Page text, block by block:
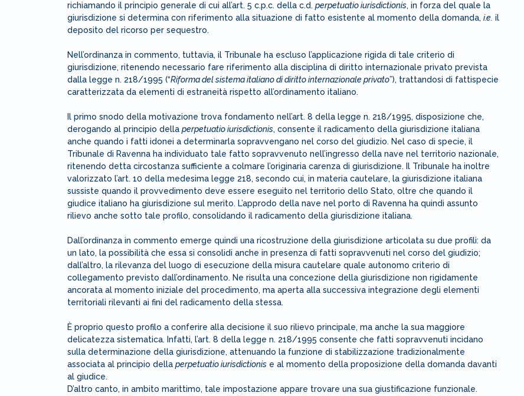
richiamando il principio generale di cui all’art. 5 c.p.c. della c.d. perpetuatio iurisdictionis, in forza del quale la
giurisdizione si determina con riferimento alla situazione di fatto esistente al momento della domanda, i.e. il
deposito del ricorso per sequestro.
Nell’ordinanza in commento, tuttavia, il Tribunale ha escluso l’applicazione rigida di tale criterio di
giurisdizione, ritenendo necessario fare riferimento alla disciplina di diritto internazionale privato prevista
dalla legge n. 218/1995 (“Riforma del sistema italiano di diritto internazionale privato”), trattandosi di fattispecie
caratterizzata da elementi di estraneità rispetto all’ordinamento italiano.
Il primo snodo della motivazione trova fondamento nell’art. 8 della legge n. 218/1995, disposizione che,
derogando al principio della perpetuatio iurisdictionis, consente il radicamento della giurisdizione italiana
anche quando i fatti idonei a determinarla sopravvengano nel corso del giudizio. Nel caso di specie, il
Tribunale di Ravenna ha individuato tale fatto sopravvenuto nell’ingresso della nave nel territorio nazionale,
ritenendo detta circostanza sufficiente a colmare l’originaria carenza di giurisdizione. Il Tribunale ha inoltre
valorizzato l’art. 10 della medesima legge 218, secondo cui, in materia cautelare, la giurisdizione italiana
sussiste quando il provvedimento deve essere eseguito nel territorio dello Stato, oltre che quando il
giudice italiano ha giurisdizione sul merito. L’approdo della nave nel porto di Ravenna ha quindi assunto
rilievo anche sotto tale profilo, consolidando il radicamento della giurisdizione italiana.
Dall’ordinanza in commento emerge quindi una ricostruzione della giurisdizione articolata su due profili: da
un lato, la possibilità che essa si consolidi anche in presenza di fatti sopravvenuti nel corso del giudizio;
dall’altro, la rilevanza del luogo di esecuzione della misura cautelare quale autonomo criterio di
collegamento previsto dall’ordinamento. Ne risulta una concezione della giurisdizione non rigidamente
ancorata al momento iniziale del procedimento, ma aperta alla successiva integrazione degli elementi
territoriali rilevanti ai fini del radicamento della stessa.
È proprio questo profilo a conferire alla decisione il suo rilievo principale, ma anche la sua maggiore
delicatezza sistematica. Infatti, l’art. 8 della legge n. 218/1995 consente che fatti sopravvenuti incidano
sulla determinazione della giurisdizione, attenuando la funzione di stabilizzazione tradizionalmente
associata al principio della perpetuatio iurisdictionis e al momento della proposizione della domanda davanti
al giudice.
D’altro canto, in ambito marittimo, tale impostazione appare trovare una sua giustificazione funzionale.